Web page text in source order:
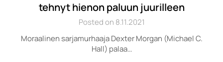
tehnyt hienon paluun juurilleen
Posted on 8.11.2021
Moraalinen sarjamurhaaja Dexter Morgan (Michael C.
Hall) palaa…